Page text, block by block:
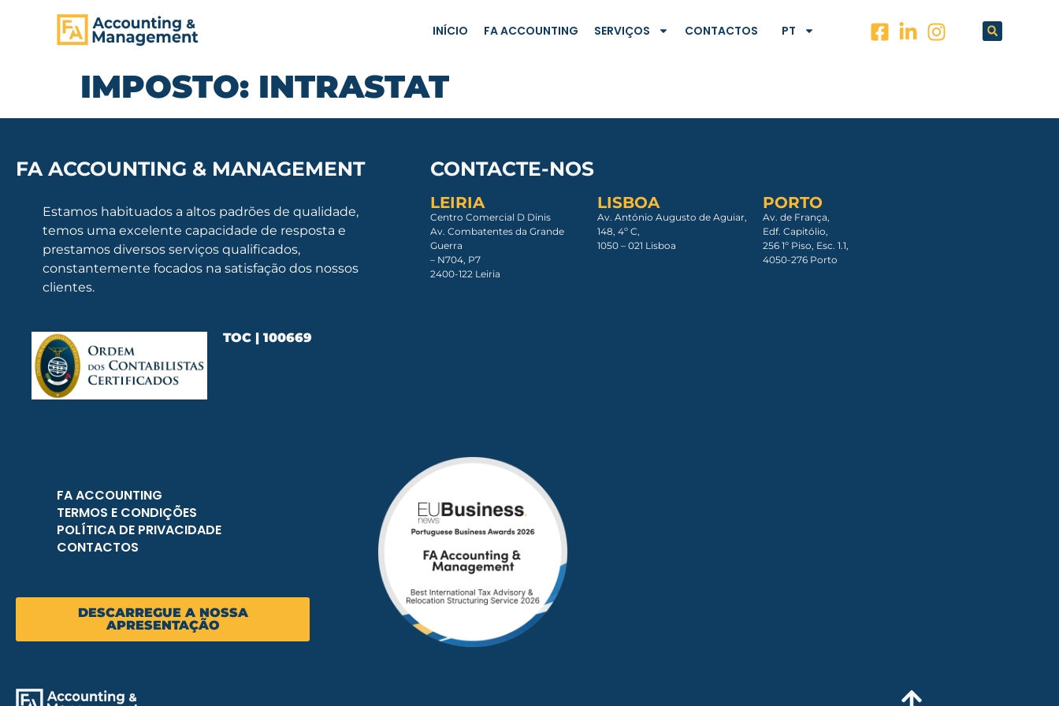
INÍCIO
FA ACCOUNTING SERVIÇOS CONTACTOS PT
IMPOSTO: INTRASTAT
FA ACCOUNTING & MANAGEMENT
Estamos habituados a altos padrões de qualidade,
temos uma excelente capacidade de resposta e
prestamos diversos serviços qualificados,
constantemente focados na satisfação dos nossos
clientes.
TOC | 100669
CONTACTE-NOS
LEIRIA
Centro Comercial D Dinis
Av. Combatentes da Grande
Guerra
– N704, P7
2400-122 Leiria
LISBOA
Av. António Augusto de Aguiar,
148, 4º C,
1050 – 021 Lisboa​
PORTO
Av. de França,
Edf. Capitólio,
256 1º Piso, Esc. 1.1,
4050-276 Porto
FA ACCOUNTING
TERMOS E CONDIÇÕES
POLÍTICA DE PRIVACIDADE
CONTACTOS
DESCARREGUE A NOSSA
APRESENTAÇÃO